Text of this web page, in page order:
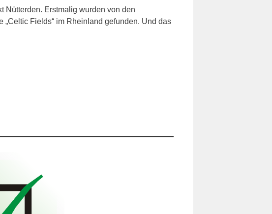
Nütterden. Erstmalig wurden von den
„Celtic Fields“ im Rheinland gefunden. Und das